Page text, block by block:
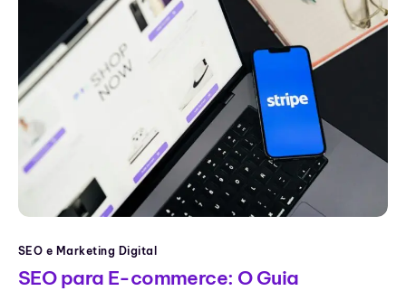
SEO e Marketing Digital
SEO para E-commerce: O Guia